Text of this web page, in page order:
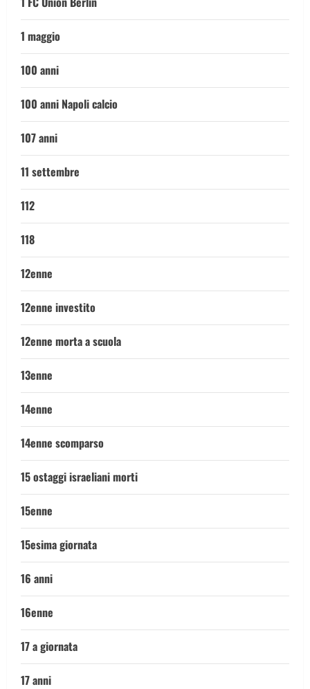
1 maggio
100 anni
100 anni Napoli calcio
107 anni
11 settembre
112
118
12enne
12enne investito
12enne morta a scuola
13enne
14enne
14enne scomparso
15 ostaggi israeliani morti
15enne
15esima giornata
16 anni
16enne
17 a giornata
17 anni